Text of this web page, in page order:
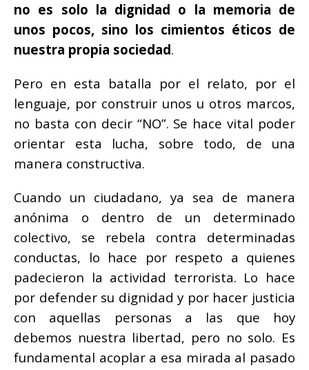
no es solo la dignidad o la memoria de
unos pocos, sino los cimientos éticos de
nuestra propia sociedad.
Pero en esta batalla por el relato, por el
lenguaje, por construir unos u otros marcos,
no basta con decir “NO”. Se hace vital poder
orientar esta lucha, sobre todo, de una
manera constructiva.
Cuando un ciudadano, ya sea de manera
anónima o dentro de un determinado
colectivo, se rebela contra determinadas
conductas, lo hace por respeto a quienes
padecieron la actividad terrorista. Lo hace
por defender su dignidad y por hacer justicia
con aquellas personas a las que hoy
debemos nuestra libertad, pero no solo. Es
fundamental acoplar a esa mirada al pasado